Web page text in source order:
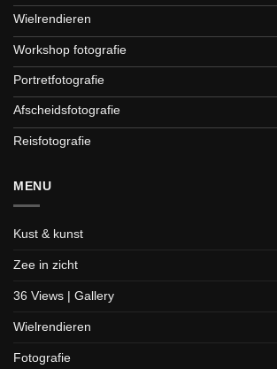
Wielrendieren
Workshop fotografie
Portretfotografie
Afscheidsfotografie
Reisfotografie
MENU
Kust & kunst
Zee in zicht
36 Views | Gallery
Wielrendieren
Fotografie